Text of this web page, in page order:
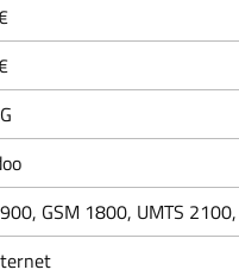
GSM 1800, UMTS